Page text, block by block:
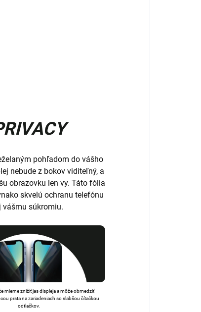
pohľadom do vášho
nebude z bokov viditeľný, a
obrazovku len vy. Táto fólia
skvelú ochranu telefónu
vášmu súkromiu.
mierne znižíť jas displeja a môže obmedziť
prsta na zariadeniach so slabšou čítačkou
odtlačkov.